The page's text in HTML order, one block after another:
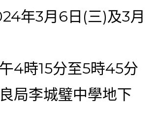
年3月6日(三)及3月
4時15分至5時45分
局李城璧中學地下